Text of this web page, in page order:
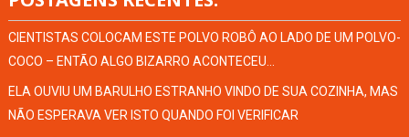
CIENTISTAS COLOCAM ESTE POLVO ROBÔ AO LADO DE UM POLVO-
COCO – ENTÃO ALGO BIZARRO ACONTECEU…
ELA OUVIU UM BARULHO ESTRANHO VINDO DE SUA COZINHA, MAS
NÃO ESPERAVA VER ISTO QUANDO FOI VERIFICAR